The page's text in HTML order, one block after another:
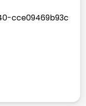
italia independent occhiali sole 0703 thin rotondo sun